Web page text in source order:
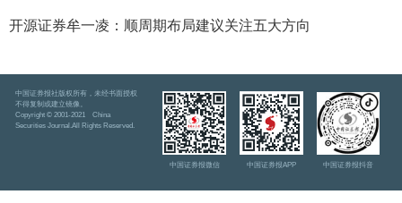
开源证券牟一凌：顺周期布局建议关注五大方向
中国证券报社版权所有，未经书面授权
不得复制或建立镜像。
Copyright © 2001-2021 China
Securities Journal.All Rights Reserved.
中国证券报微信 中国证券报APP 中国证券报抖音